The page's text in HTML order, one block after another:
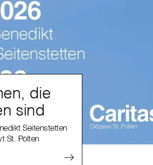
die
sind
Seitenstetten
St. Pölten